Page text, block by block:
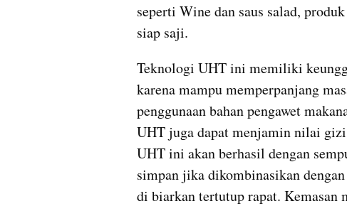
seperti Wine dan saus salad,
siap saji.
Teknologi UHT ini memiliki
karena mampu memperpanjang
penggunaan bahan pengawet
UHT juga dapat menjamin nilai
UHT ini akan berhasil dengan
simpan jika dikombinasikan
di biarkan tertutup rapat. Kemasan